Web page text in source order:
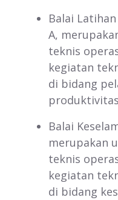
Balai
A,
teknis
kegiatan
di bidang
Balai
merupakan
teknis
kegiatan
di bidang